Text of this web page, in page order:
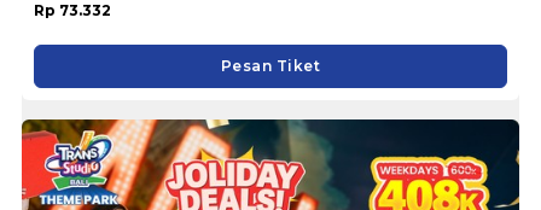
Rp 73.332
Pesan Tiket